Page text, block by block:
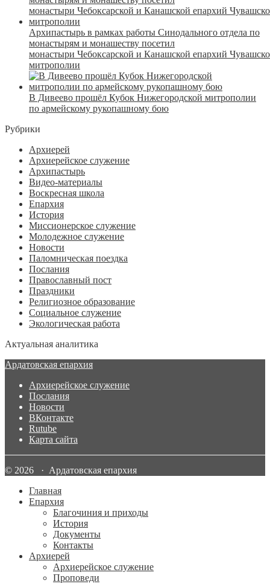
Архипастырь в рамках работы Синодального отдела по
монастырям и монашеству посетил
монастыри Чебоксарской и Канашской епархий
митрополии
В Дивеево прошёл Кубок Нижегородской митрополии
по армейскому рукопашному бою
Рубрики
Архиерей
Архиерейское служение
Архипастырь
Видео-материалы
Воскресная школа
Епархия
История
Миссионерское служение
Молодежное служение
Новости
Паломническая поездка
Послания
Православный пост
Праздники
Религиозное образование
Социальное служение
Экологическая работа
Актуальная аналитика
Ардатовская епархия
Архиерейское служение
Послания
Новости
ВКонтакте
Rutube
Карта сайта
© 2026 · Ардатовская епархия
Главная
Епархия
Благочиния и приходы
История
Документы
Контакты
Архиерей
Архиерейское служение
Проповеди